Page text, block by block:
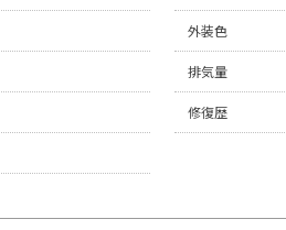
外装色
排気量
修復歴